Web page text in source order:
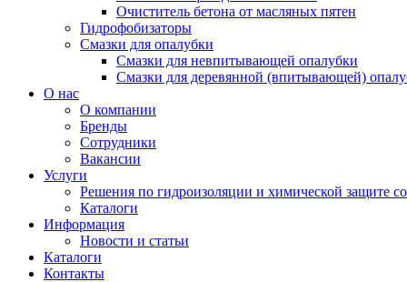
Очиститель бетона от масляных пятен
Гидрофобизаторы
Смазки для опалубки
Смазки для невпитывающей опалубки
Смазки для деревянной (впитывающей)
О нас
О компании
Бренды
Сотрудники
Вакансии
Услуги
Решения по гидроизоляции и химической защите
Каталоги
Информация
Новости и статьи
Каталоги
Контакты